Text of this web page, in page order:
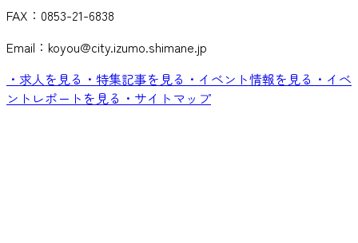
FAX：0853-21-6838
Email：koyou@city.izumo.shimane.jp
・求人を見る ・特集記事を見る ・イベント情報を見る ・イベ
ントレポートを見る ・サイトマップ